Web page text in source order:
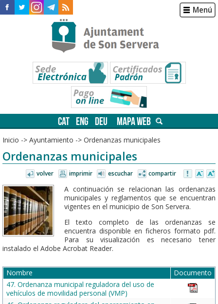
Menú
CAT ENG DEU MAPA WEB
Inicio -> Ayuntamiento -> Ordenanzas municipales
Ordenanzas municipales
volver imprimir escuchar compartir
A continuación se relacionan las ordenanzas
municipales y reglamentos que se encuentran
vigentes en el municipio de Son Servera.
El texto completo de las ordenanzas se
encuentra disponible en ficheros formato pdf.
Para su visualización es necesario tener
instalado el Adobe Acrobat Reader.
Nombre
Documento
47. ​​Ordenanza municipal reguladora del uso de
vehículos de movilidad personal (VMP)